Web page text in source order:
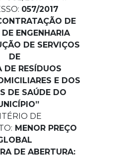
057/2017
DE
DE ENGENHARIA
DE SERVIÇOS
DE
DE RESÍDUOS
E DOS
DE SAÚDE DO
DE
MENOR PREÇO
DE ABERTURA: